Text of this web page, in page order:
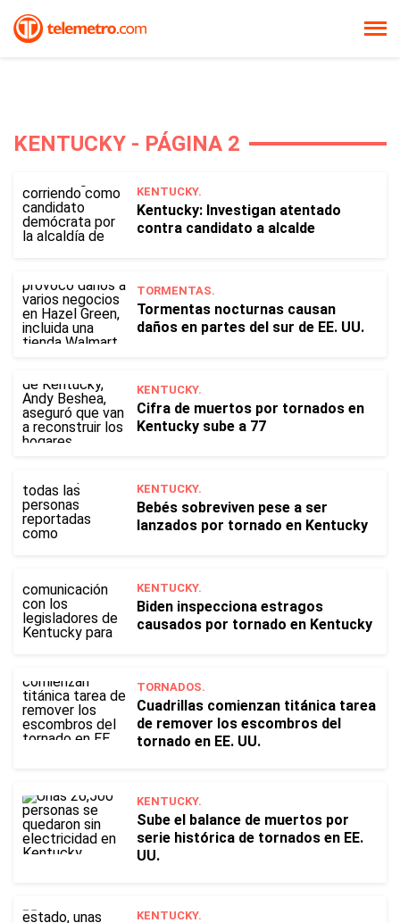
KENTUCKY - PÁGINA 2
KENTUCKY.
Kentucky: Investigan atentado
contra candidato a alcalde
TORMENTAS.
Tormentas nocturnas causan
daños en partes del sur de EE. UU.
KENTUCKY.
Cifra de muertos por tornados en
Kentucky sube a 77
KENTUCKY.
Bebés sobreviven pese a ser
lanzados por tornado en Kentucky
KENTUCKY.
Biden inspecciona estragos
causados por tornado en Kentucky
TORNADOS.
Cuadrillas comienzan titánica tarea
de remover los escombros del
tornado en EE. UU.
KENTUCKY.
Sube el balance de muertos por
serie histórica de tornados en EE.
UU.
KENTUCKY.